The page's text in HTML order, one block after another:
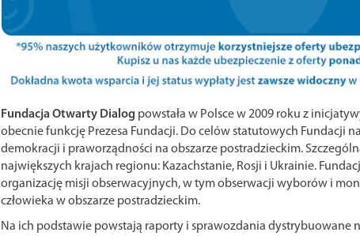
Fundacja Otwarty Dialog powstała w Polsce w 2009 roku z
obecnie funkcję Prezesa Fundacji. Do celów statutowych Fundacji
demokracji i praworządności na obszarze postradzieckim.
największych krajach regionu: Kazachstanie, Rosji i Ukrainie.
organizację misji obserwacyjnych, w tym obserwacji wyborów i
człowieka w obszarze postradzieckim.
Na ich podstawie powstają raporty i sprawozdania dystrybuowane